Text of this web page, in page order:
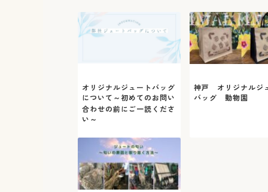
オリジナルジュートバッグ
について～初めてのお問い
合わせの前にご一読くださ
い～
神戸 オリジナルジ
バッグ 動物園